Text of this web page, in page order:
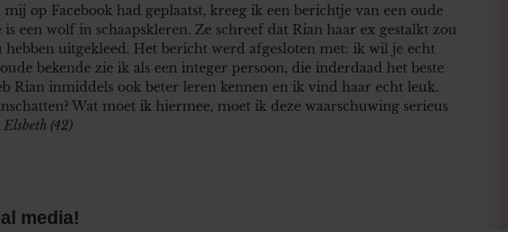
op Facebook had geplaatst, kreeg ik een berichtje van een oude
een wolf in schaapskleren. Ze schreef dat Rian haar ex gestalkt zou
hebben uitgekleed. Het bericht werd afgesloten met: ik wil je echt
bekende zie ik als een integer persoon, die inderdaad het beste
Rian inmiddels ook beter leren kennen en ik vind haar echt leuk.
Wat moet ik hiermee, moet ik deze waarschuwing serieus
Elsbeth (42)
media!